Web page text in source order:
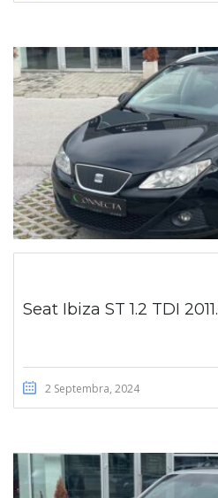
Seat Ibiza ST 1.2 TDI 2011.
2 Septembra, 2024